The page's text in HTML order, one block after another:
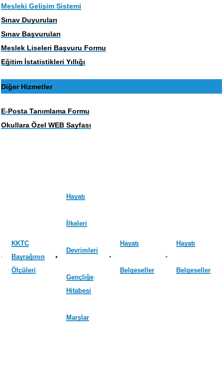
Mesleki Gelişim Sistemi
Sınav Duyuruları
Sınav Başvuruları
Meslek Liseleri Başvuru Formu
Eğitim İstatistikleri Yıllığı
Diğer Hizmetler
E-Posta Tanımlama Formu
Okullara Özel WEB Sayfası
KKTC
Bayrağının
Ölçüleri
Hayatı
İlkeleri
Devrimleri
Gençliğe
Hitabesi
Marşlar
Hayatı
Belgeseller
Hayatı
Belgeseller